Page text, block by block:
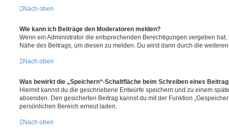
Nach oben
Wie kann ich Beiträge den Moderatoren melden?
Wenn ein Administrator die entsprechenden Berechtigungen vergeben
Nähe des Beitrags, um diesen zu melden. Du wirst dann durch die
Nach oben
Was bewirkt die „Speichern“-Schaltfläche beim Schreiben eines
Hiermit kannst du die geschriebene Entwürfe speichern und zu einem
absenden. Den gesicherten Beitrag kannst du mit der Funktion
persönlichen Bereich erneut laden.
Nach oben